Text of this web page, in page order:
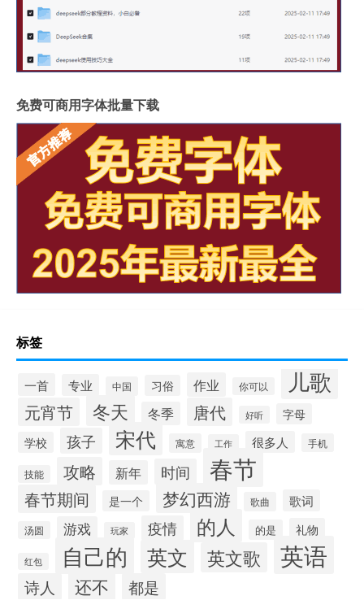
免费可商用字体批量下载
标签
一首 专业 中国 习俗 作业 你可以 儿歌
元宵节 冬天 冬季 唐代 好听
字母
学校
孩子 宋代 寓意 工作 很多人 手机
技能 攻略 新年 时间 春节
春节期间 是一个 梦幻西游 歌曲 歌词
汤圆 游戏 玩家 疫情 的人 的是 礼物
红包 自己的 英文 英文歌 英语
诗人 还不 都是